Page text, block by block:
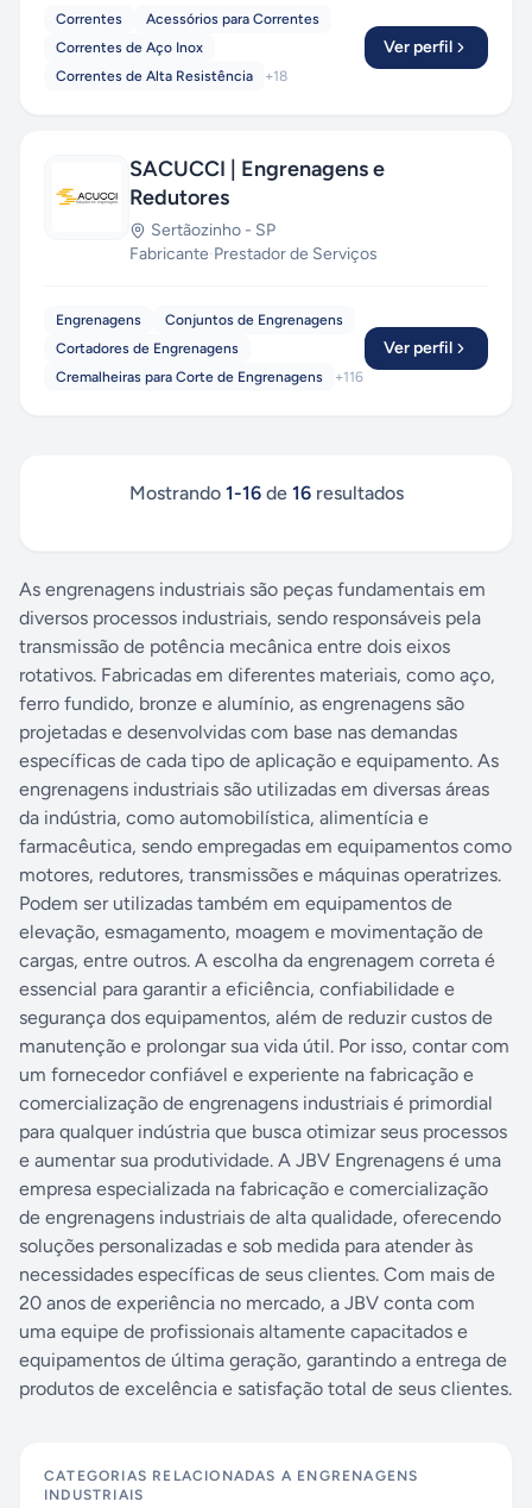
Correntes
Acessórios para Correntes
Correntes de Aço Inox
Correntes de Alta Resistência
+18
Ver perfil
SACUCCI | Engrenagens e
Redutores
Sertãozinho - SP
Fabricante·Prestador de Serviços
Engrenagens
Conjuntos de Engrenagens
Cortadores de Engrenagens
Cremalheiras para Corte de Engrenagens
+116
Ver perfil
Mostrando 1-16de 16resultados
As engrenagens industriais são peças fundamentais em
diversos processos industriais, sendo responsáveis pela
transmissão de potência mecânica entre dois eixos
rotativos. Fabricadas em diferentes materiais, como aço,
ferro fundido, bronze e alumínio, as engrenagens são
projetadas e desenvolvidas com base nas demandas
específicas de cada tipo de aplicação e equipamento. As
engrenagens industriais são utilizadas em diversas áreas
da indústria, como automobilística, alimentícia e
farmacêutica, sendo empregadas em equipamentos como
motores, redutores, transmissões e máquinas operatrizes.
Podem ser utilizadas também em equipamentos de
elevação, esmagamento, moagem e movimentação de
cargas, entre outros. A escolha da engrenagem correta é
essencial para garantir a eficiência, confiabilidade e
segurança dos equipamentos, além de reduzir custos de
manutenção e prolongar sua vida útil. Por isso, contar com
um fornecedor confiável e experiente na fabricação e
comercialização de engrenagens industriais é primordial
para qualquer indústria que busca otimizar seus processos
e aumentar sua produtividade. A JBV Engrenagens é uma
empresa especializada na fabricação e comercialização
de engrenagens industriais de alta qualidade, oferecendo
soluções personalizadas e sob medida para atender às
necessidades específicas de seus clientes. Com mais de
20 anos de experiência no mercado, a JBV conta com
uma equipe de profissionais altamente capacitados e
equipamentos de última geração, garantindo a entrega de
produtos de excelência e satisfação total de seus clientes.
CATEGORIAS RELACIONADAS A ENGRENAGENS
INDUSTRIAIS